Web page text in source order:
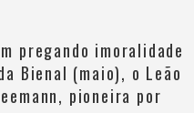
pregando imoralidade
Bienal (maio), o Leão
pioneira por